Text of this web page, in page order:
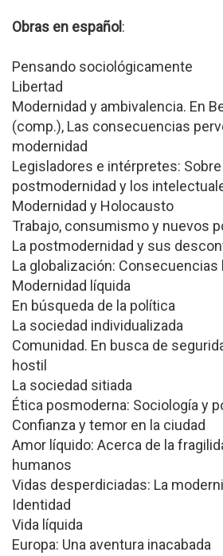
Obras en español:
Pensando sociológicamente
Libertad
Modernidad y ambivalencia. En
(comp.), Las consecuencias
modernidad
Legisladores e intérpretes:
postmodernidad y los
Modernidad y Holocausto
Trabajo, consumismo y nuevos
La postmodernidad y sus
La globalización: Consecuencias
Modernidad líquida
En búsqueda de la política
La sociedad individualizada
Comunidad. En busca de
hostil
La sociedad sitiada
Ética posmoderna: Sociología y
Confianza y temor en la ciudad
Amor líquido: Acerca de la
humanos
Vidas desperdiciadas: La
Identidad
Vida líquida
Europa: Una aventura inacabada